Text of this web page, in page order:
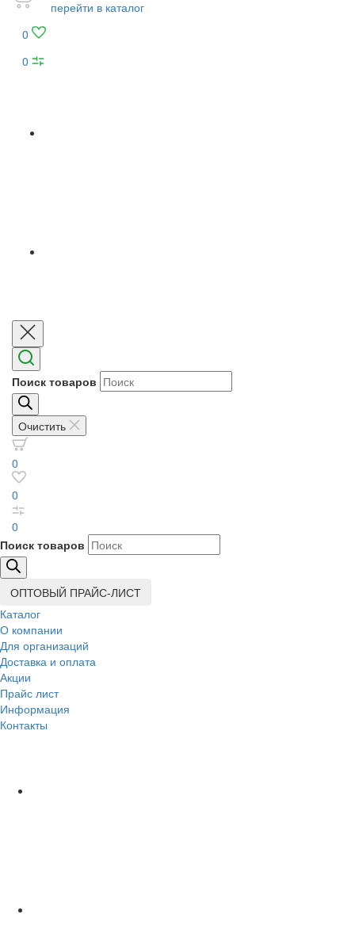
перейти в каталог
0
0
Поиск товаров
Очистить
0
0
0
Поиск товаров
ОПТОВЫЙ ПРАЙС-ЛИСТ
Каталог
О компании
Для организаций
Доставка и оплата
Акции
Прайс лист
Информация
Контакты